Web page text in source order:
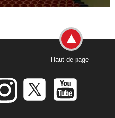
Haut de page